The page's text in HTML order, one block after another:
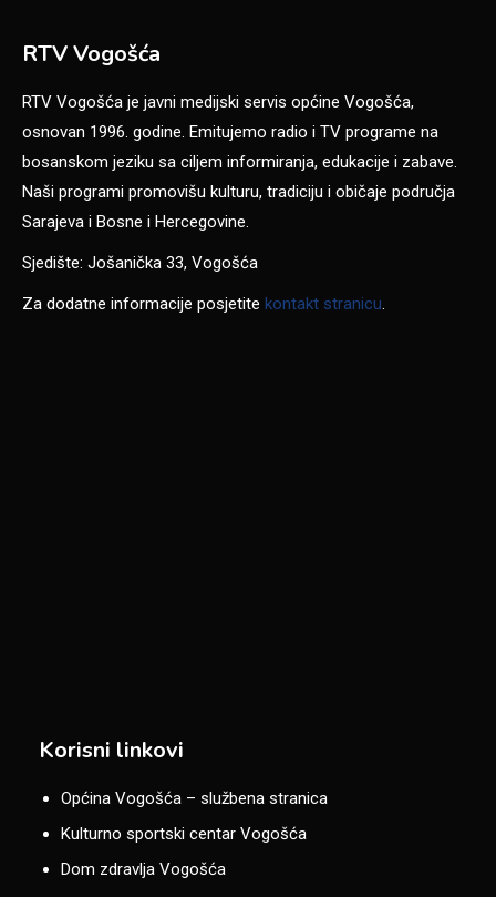
RTV Vogošća
RTV Vogošća je javni medijski servis općine Vogošća,
osnovan 1996. godine. Emitujemo radio i TV programe na
bosanskom jeziku sa ciljem informiranja, edukacije i zabave.
Naši programi promovišu kulturu, tradiciju i običaje područja
Sarajeva i Bosne i Hercegovine.
Sjedište: Jošanička 33, Vogošća
Za dodatne informacije posjetite kontakt stranicu.
Korisni linkovi
Općina Vogošća – službena stranica
Kulturno sportski centar Vogošća
Dom zdravlja Vogošća